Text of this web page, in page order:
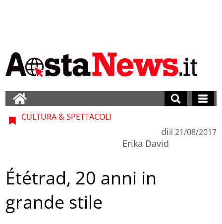
CULTURA & SPETTACOLI
di
Erika David
il 21/08/2017
Ététrad, 20 anni in
grande stile